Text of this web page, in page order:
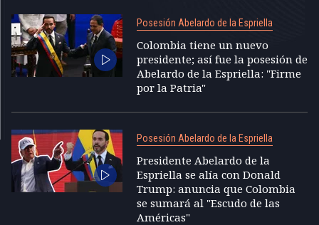
Posesión Abelardo de la Espriella
Colombia tiene un nuevo
presidente; así fue la posesión de
Abelardo de la Espriella: "Firme
por la Patria"
Posesión Abelardo de la Espriella
Presidente Abelardo de la
Espriella se alía con Donald
Trump: anuncia que Colombia
se sumará al "Escudo de las
Américas"